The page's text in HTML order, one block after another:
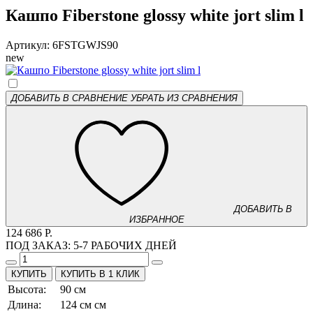
Кашпо Fiberstone glossy white jort slim l
Артикул: 6FSTGWJS90
new
ДОБАВИТЬ В СРАВНЕНИЕ УБРАТЬ ИЗ СРАВНЕНИЯ
ДОБАВИТЬ В
ИЗБРАННОЕ
124 686 Р.
ПОД ЗАКАЗ: 5-7 РАБОЧИХ ДНЕЙ
КУПИТЬ В 1 КЛИК
Высота:
90 см
Длина:
124 см см